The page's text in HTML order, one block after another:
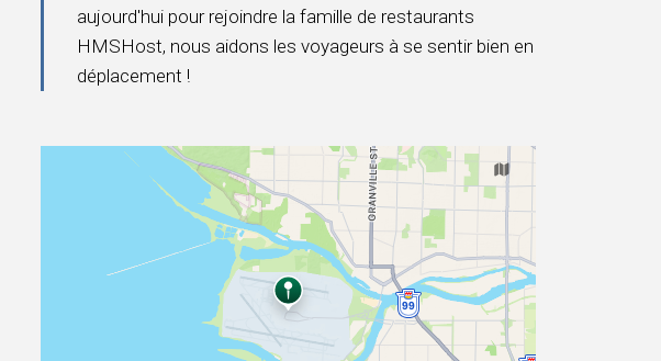
aujourd'hui pour rejoindre la famille de restaurants
HMSHost, nous aidons les voyageurs à se sentir bien en
déplacement !